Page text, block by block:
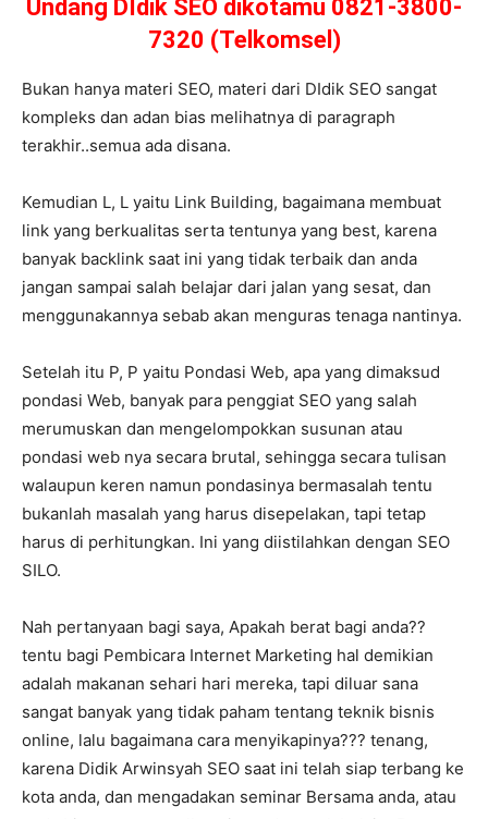
Undang DIdik SEO dikotamu 0821-3800-
7320 (Telkomsel)
Bukan hanya materi SEO, materi dari DIdik SEO sangat
kompleks dan adan bias melihatnya di paragraph
terakhir..semua ada disana.
Kemudian L, L yaitu Link Building, bagaimana membuat
link yang berkualitas serta tentunya yang best, karena
banyak backlink saat ini yang tidak terbaik dan anda
jangan sampai salah belajar dari jalan yang sesat, dan
menggunakannya sebab akan menguras tenaga nantinya.
Setelah itu P, P yaitu Pondasi Web, apa yang dimaksud
pondasi Web, banyak para penggiat SEO yang salah
merumuskan dan mengelompokkan susunan atau
pondasi web nya secara brutal, sehingga secara tulisan
walaupun keren namun pondasinya bermasalah tentu
bukanlah masalah yang harus disepelakan, tapi tetap
harus di perhitungkan. Ini yang diistilahkan dengan SEO
SILO.
Nah pertanyaan bagi saya, Apakah berat bagi anda??
tentu bagi Pembicara Internet Marketing hal demikian
adalah makanan sehari hari mereka, tapi diluar sana
sangat banyak yang tidak paham tentang teknik bisnis
online, lalu bagaimana cara menyikapinya??? tenang,
karena Didik Arwinsyah SEO saat ini telah siap terbang ke
kota anda, dan mengadakan seminar Bersama anda, atau